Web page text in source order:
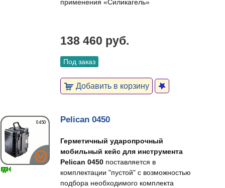
применения «Силикагель»
138 460 руб.
Под заказ
Добавить в корзину
Pelican 0450
Герметичный ударопрочный
мобильный кейс для инструмента
Pelican 0450 поставляется в
комплектации "пустой" с возможностью
подбора необходимого комплекта